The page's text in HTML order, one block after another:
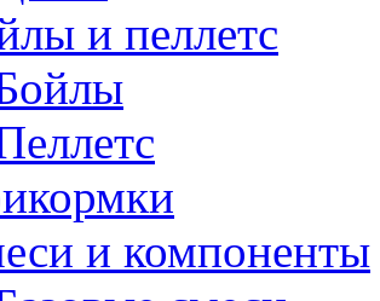
и пеллетс
и компоненты